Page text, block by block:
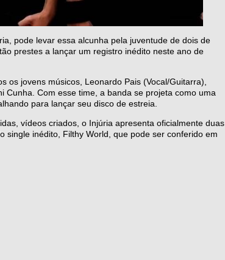
pode levar essa alcunha pela juventude de dois de
prestes a lançar um registro inédito neste ano de
os jovens músicos, Leonardo Pais (Vocal/Guitarra),
Cunha. Com esse time, a banda se projeta como uma
para lançar seu disco de estreia.
vídeos criados, o Injúria apresenta oficialmente duas
single inédito, Filthy World, que pode ser conferido em